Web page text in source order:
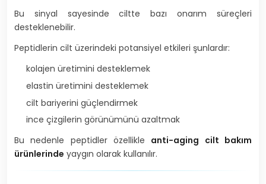
Bu sinyal sayesinde ciltte bazı onarım süreçleri
desteklenebilir.
Peptidlerin cilt üzerindeki potansiyel etkileri şunlardır:
kolajen üretimini desteklemek
elastin üretimini desteklemek
cilt bariyerini güçlendirmek
ince çizgilerin görünümünü azaltmak
Bu nedenle peptidler özellikle anti-aging cilt bakım
ürünlerinde yaygın olarak kullanılır.